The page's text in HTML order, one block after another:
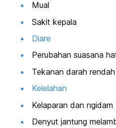
Mual
Sakit kepala
Diare
Perubahan suasana
Tekanan darah rendah
Kelelahan
Kelaparan dan ngidam
Denyut jantung